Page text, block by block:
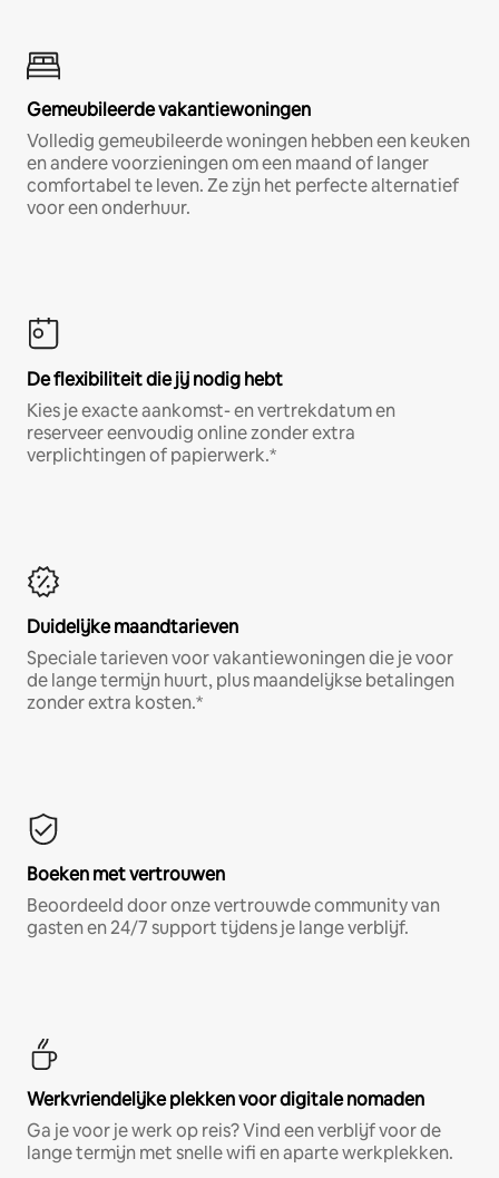
Gemeubileerde vakantiewoningen
Volledig gemeubileerde woningen hebben een keuken
en andere voorzieningen om een maand of langer
comfortabel te leven. Ze zijn het perfecte alternatief
voor een onderhuur.
De flexibiliteit die jij nodig hebt
Kies je exacte aankomst- en vertrekdatum en
reserveer eenvoudig online zonder extra
verplichtingen of papierwerk.*
Duidelijke maandtarieven
Speciale tarieven voor vakantiewoningen die je voor
de lange termijn huurt, plus maandelijkse betalingen
zonder extra kosten.*
Boeken met vertrouwen
Beoordeeld door onze vertrouwde community van
gasten en 24/7 support tijdens je lange verblijf.
Werkvriendelijke plekken voor digitale nomaden
Ga je voor je werk op reis? Vind een verblijf voor de
lange termijn met snelle wifi en aparte werkplekken.